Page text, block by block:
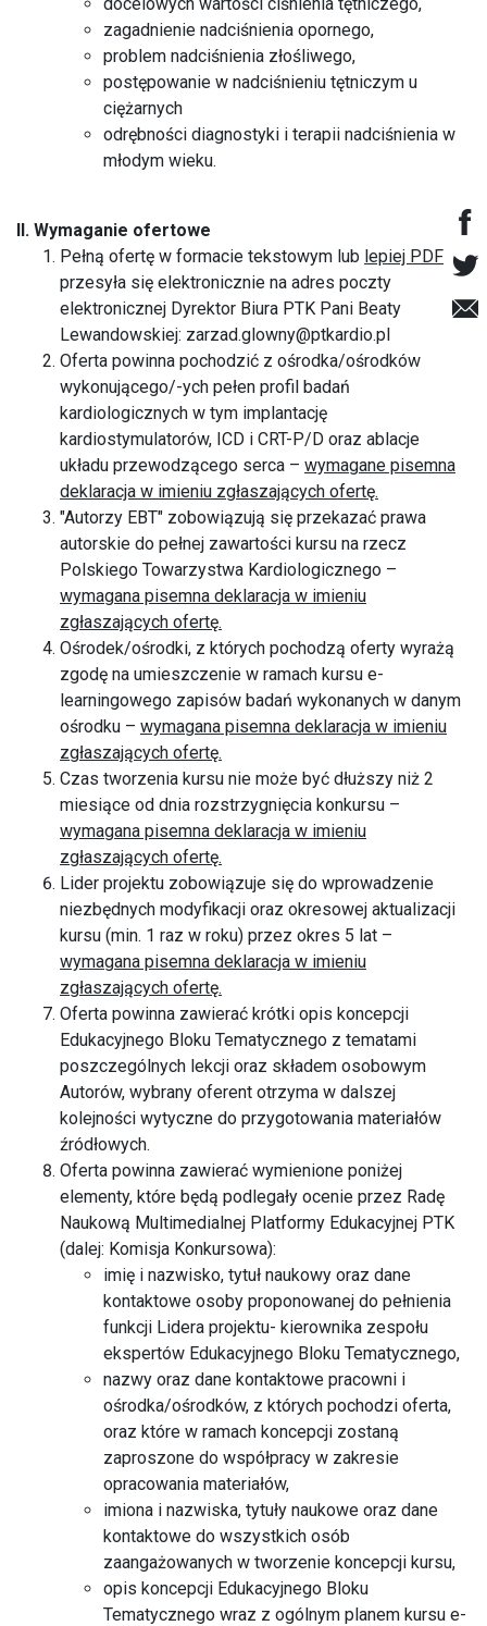
zagadnienie nadciśnienia opornego,
problem nadciśnienia złośliwego,
postępowanie w nadciśnieniu tętniczym u
ciężarnych
odrębności diagnostyki i terapii nadciśnienia w
młodym wieku.
II. Wymaganie ofertowe
Pełną ofertę w formacie tekstowym lub lepiej PDF
przesyła się elektronicznie na adres poczty
elektronicznej Dyrektor Biura PTK Pani Beaty
Lewandowskiej: zarzad.glowny@ptkardio.pl
Oferta powinna pochodzić z ośrodka/ośrodków
wykonującego/-ych pełen profil badań
kardiologicznych w tym implantację
kardiostymulatorów, ICD i CRT-P/D oraz ablacje
układu przewodzącego serca – wymagane pisemna
deklaracja w imieniu zgłaszających ofertę.
"Autorzy EBT" zobowiązują się przekazać prawa
autorskie do pełnej zawartości kursu na rzecz
Polskiego Towarzystwa Kardiologicznego –
wymagana pisemna deklaracja w imieniu
zgłaszających ofertę.
Ośrodek/ośrodki, z których pochodzą oferty wyrażą
zgodę na umieszczenie w ramach kursu e-
learningowego zapisów badań wykonanych w danym
ośrodku – wymagana pisemna deklaracja w imieniu
zgłaszających ofertę.
Czas tworzenia kursu nie może być dłuższy niż 2
miesiące od dnia rozstrzygnięcia konkursu –
wymagana pisemna deklaracja w imieniu
zgłaszających ofertę.
Lider projektu zobowiązuje się do wprowadzenie
niezbędnych modyfikacji oraz okresowej aktualizacji
kursu (min. 1 raz w roku) przez okres 5 lat –
wymagana pisemna deklaracja w imieniu
zgłaszających ofertę.
Oferta powinna zawierać krótki opis koncepcji
Edukacyjnego Bloku Tematycznego z tematami
poszczególnych lekcji oraz składem osobowym
Autorów, wybrany oferent otrzyma w dalszej
kolejności wytyczne do przygotowania materiałów
źródłowych.
Oferta powinna zawierać wymienione poniżej
elementy, które będą podlegały ocenie przez Radę
Naukową Multimedialnej Platformy Edukacyjnej PTK
(dalej: Komisja Konkursowa):
imię i nazwisko, tytuł naukowy oraz dane
kontaktowe osoby proponowanej do pełnienia
funkcji Lidera projektu- kierownika zespołu
ekspertów Edukacyjnego Bloku Tematycznego,
nazwy oraz dane kontaktowe pracowni i
ośrodka/ośrodków, z których pochodzi oferta,
oraz które w ramach koncepcji zostaną
zaproszone do współpracy w zakresie
opracowania materiałów,
imiona i nazwiska, tytuły naukowe oraz dane
kontaktowe do wszystkich osób
zaangażowanych w tworzenie koncepcji kursu,
opis koncepcji Edukacyjnego Bloku
Tematycznego wraz z ogólnym planem kursu e-